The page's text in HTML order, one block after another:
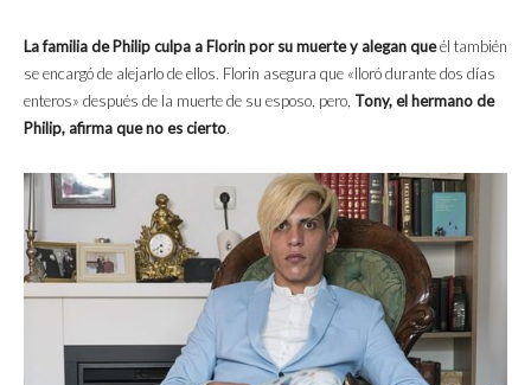
La familia de Philip culpa a Florin por su muerte y alegan queél también
se encargó de alejarlo de ellos. Florin asegura que «lloró durante dos días
enteros» después de la muerte de su esposo, pero, Tony, el hermano de
Philip, afirma que no es cierto.